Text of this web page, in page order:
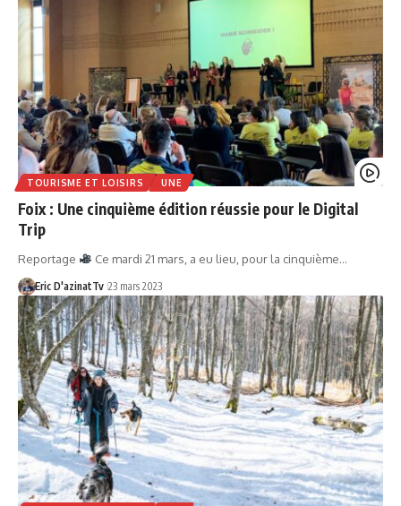
TOURISME ET LOISIRS UNE
Foix : Une cinquième édition réussie pour le Digital
Trip
Reportage Ce mardi 21 mars, a eu lieu, pour la cinquième…
Eric D'azinatTv 23 mars 2023